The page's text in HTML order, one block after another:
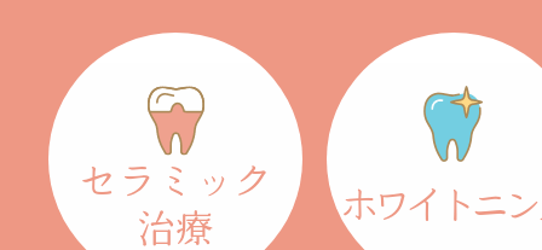
セラミック
治療
ホワイトニ